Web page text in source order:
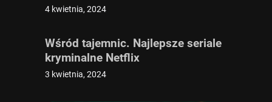
4 kwietnia, 2024
Wśród tajemnic. Najlepsze seriale
kryminalne Netflix
3 kwietnia, 2024